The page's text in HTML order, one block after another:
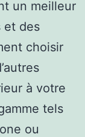
un meilleur
et des
choisir
à votre
tels
ou